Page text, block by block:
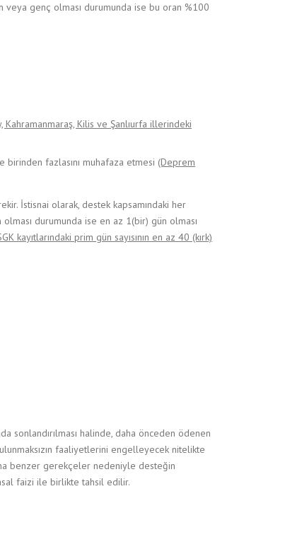
veya genç olması durumunda ise bu oran %100
Kahramanmaraş, Kilis ve Şanlıurfa illerindeki
birinden fazlasını muhafaza etmesi (Deprem
İstisnai olarak, destek kapsamındaki her
durumunda ise en az 1(bir) gün olması
prim gün sayısının en az 40 (kırk)
sonlandırılması halinde, daha önceden ödenen
faaliyetlerini engelleyecek nitelikte
benzer gerekçeler nedeniyle desteğin
faizi ile birlikte tahsil edilir.